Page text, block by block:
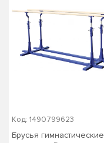
Код: 1490799623
Брусья гимнастические